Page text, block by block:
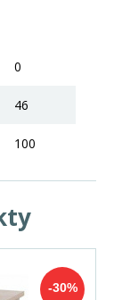
0
46
100
-30%